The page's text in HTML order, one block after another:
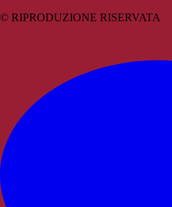
© RIPRODUZIONE RISERVATA